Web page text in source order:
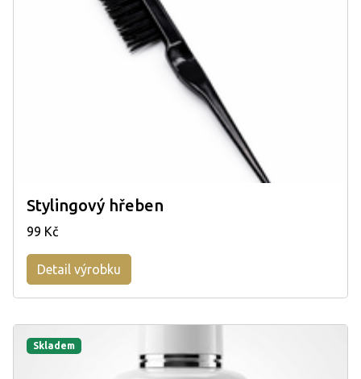
Stylingový hřeben
99 Kč
Detail výrobku
Skladem